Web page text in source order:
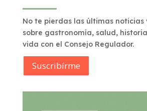
No te pierdas las últimas noticias
sobre gastronomía, salud,
vida con el Consejo Regulador.
Suscribírme